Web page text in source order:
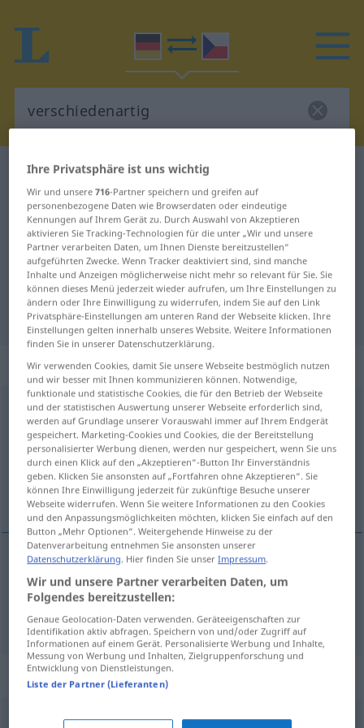
Deutsch-Tschechisch Wörterbuch
verschiedenartig
Deutsch-Tschechisch Übersetzung
für "verschiedenartig"
"verschiedenartig" Tschechisch
Übersetzung
„verschiedenartig“
verschiedenartig
Übersicht aller Übersetzungen
(Für mehr Details die Übersetzung anklicken/antippen)
rozličný, rozmanitý
rozličný verschiedenartig
rozmanitý verschiedenartig
Synonyme für "verschiedenartig"
Ihre Privatsphäre ist uns wichtig
Wir und unsere716-Partner speichern und greifen auf
personenbezogene Daten wie Browserdaten oder eindeutige
Kennungen auf Ihrem Gerät zu. Durch Auswahl von Akzeptieren
aktivieren Sie Tracking-Technologien für die unter „Wir und unsere
Partner verarbeiten Daten, um Ihnen Dienste bereitzustellen“
aufgeführten Zwecke. Wenn Tracker deaktiviert sind, sind manche
Inhalte und Anzeigen möglicherweise nicht mehr so relevant für Sie. Sie
können dieses Menü jederzeit wieder aufrufen, um Ihre Einstellungen zu
ändern oder Ihre Einwilligung zu widerrufen, indem Sie auf den Link
Privatsphäre-Einstellungen am unteren Rand der Webseite klicken. Ihre
Einstellungen gelten innerhalb unseres Website. Weitere Informationen
finden Sie in unserer Datenschutzerklärung.
Wir verwenden Cookies, damit Sie unsere Webseite bestmöglich nutzen
und wir besser mit Ihnen kommunizieren können. Notwendige,
funktionale und statistische Cookies, die für den Betrieb der Webseite
und der statistischen Auswertung unserer Webseite erforderlich sind,
werden auf Grundlage unserer Vorauswahl immer auf Ihrem Endgerät
gespeichert. Marketing-Cookies und Cookies, die der Bereitstellung
personalisierter Werbung dienen, werden nur gespeichert, wenn Sie uns
durch einen Klick auf den „Akzeptieren“-Button Ihr Einverständnis
geben. Klicken Sie ansonsten auf „Fortfahren ohne Akzeptieren“. Sie
können Ihre Einwilligung jederzeit für zukünftige Besuche unserer
Webseite widerrufen. Wenn Sie weitere Informationen zu den Cookies
und den Anpassungsmöglichkeiten möchten, klicken Sie einfach auf den
Button „Mehr Optionen“. Weitergehende Hinweise zu der
Datenverarbeitung entnehmen Sie ansonsten unserer
Datenschutzerklärung. Hier finden Sie unserImpressum.
Wir und unsere Partner verarbeiten Daten, um
Folgendes bereitzustellen:
Genaue Geolocation-Daten verwenden. Geräteeigenschaften zur
Identifikation aktiv abfragen. Speichern von und/oder Zugriff auf
Informationen auf einem Gerät. Personalisierte Werbung und Inhalte,
Messung von Werbung und Inhalten, Zielgruppenforschung und
Entwicklung von Dienstleistungen.
Liste der Partner (Lieferanten)